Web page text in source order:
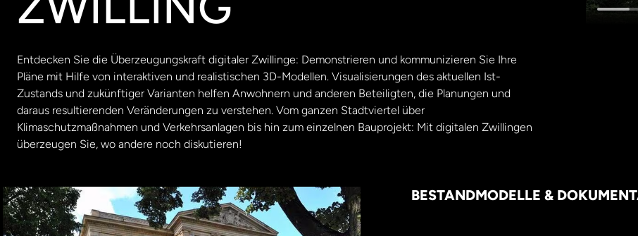
Entdecken Sie die Überzeugungskraft digitaler Zwillinge: Demonstrieren und kommunizieren Sie Ihre
Pläne mit Hilfe von interaktiven und realistischen 3D-Modellen. Visualisierungen des aktuellen Ist-
Zustands und zukünftiger Varianten helfen Anwohnern und anderen Beteiligten, die Planungen und
daraus resultierenden Veränderungen zu verstehen. Vom ganzen Stadtviertel über
Klimaschutzmaßnahmen und Verkehrsanlagen bis hin zum einzelnen Bauprojekt: Mit digitalen Zwillingen
überzeugen Sie, wo andere noch diskutieren!
BESTANDMODELLE &